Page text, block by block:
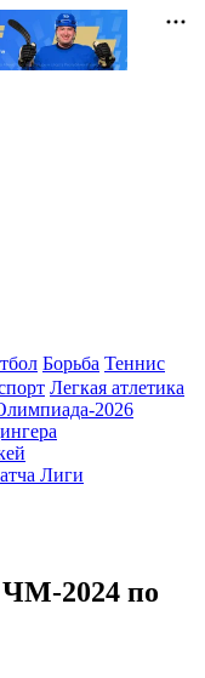
Борьба Теннис
Легкая атлетика
2026
Лиги
ЧМ-2024 по